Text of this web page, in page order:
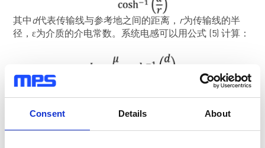
Consent Details About
其中d代表传输线与参考地之间的距离， r为传输线的半
径，ε为介质的介电常数。系统电感可以用公式 (5) 计算：
其中µ为介质的磁导率。这里因为是共模噪声，所以输出
的两条线近似合并为同一导体考虑。